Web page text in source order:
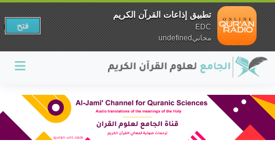
تطبيق إذاعات القرآن الكريم
EDC
مجانيundefined
فتح